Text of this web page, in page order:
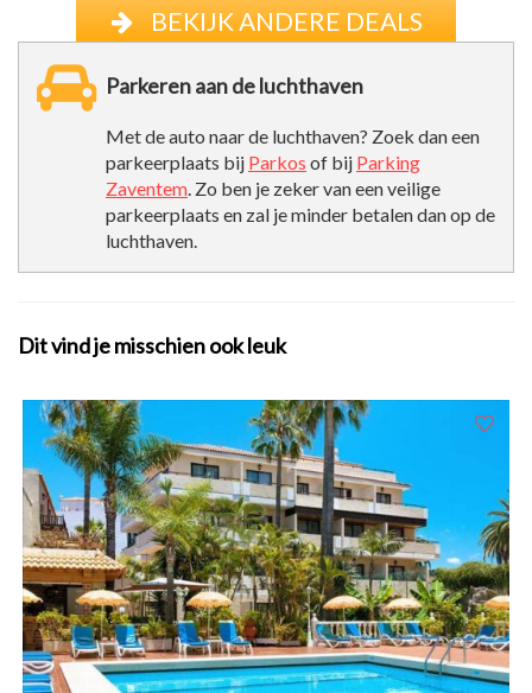
BEKIJK ANDERE DEALS
Parkeren aan de luchthaven
Met de auto naar de luchthaven? Zoek dan een
parkeerplaats bij Parkos of bij Parking
Zaventem. Zo ben je zeker van een veilige
parkeerplaats en zal je minder betalen dan op de
luchthaven.
Dit vind je misschien ook leuk